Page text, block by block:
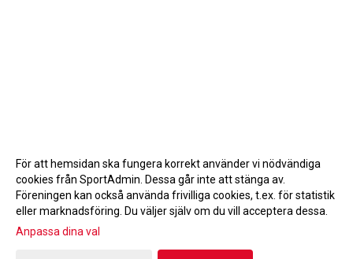
Gå till Webbversion
För att hemsidan ska fungera korrekt använder vi nödvändiga
cookies från SportAdmin. Dessa går inte att stänga av.
Föreningen kan också använda frivilliga cookies, t.ex. för statistik
eller marknadsföring. Du väljer själv om du vill acceptera dessa.
Anpassa dina val